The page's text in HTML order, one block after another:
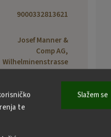
te
Slažem se
9000332813621
Josef Manner &
Comp AG,
Wilhelminenstrasse
6, A-1170 Wien,
Austria